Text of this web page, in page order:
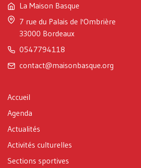
La Maison Basque
7 rue du Palais de l'Ombrière
33000 Bordeaux
0547794118
contact@maisonbasque.org
Accueil
Agenda
Actualités
Activités culturelles
Sections sportives